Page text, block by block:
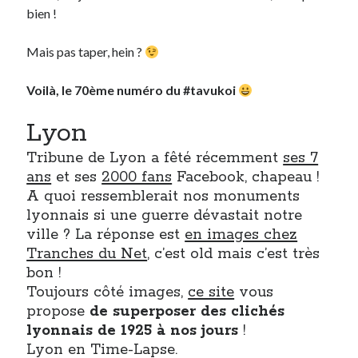
Derniers Commentaires
JFdans C’était pas mieux avant… à Lyon
Anthonydans
Renaud Ducher
personnelle
Commentaires récents
Entretien ménager dans T’as vu quoi ? #52
JF
dans
littlecelt
Comment j’ai opéré ma vélorution toute personnelle
Comment j’ai opéré ma vélorution toute personnelle
Renaud Ducher
dans
Comment j’ai opéré ma vélorution toute
personnelle
bien !
Mais pas taper, hein ?
Voilà, le 70ème numéro du #tavukoi
Lyon
Tribune de Lyon a fêté récemment ses 7
ans et ses 2000 fans Facebook, chapeau !
A quoi ressemblerait nos monuments
lyonnais si une guerre dévastait notre
ville ? La réponse est en images chez
Tranches du Net, c’est old mais c’est très
bon !
Toujours côté images, ce site vous
propose de superposer des clichés
lyonnais de 1925 à nos jours !
Lyon en Time-Lapse.